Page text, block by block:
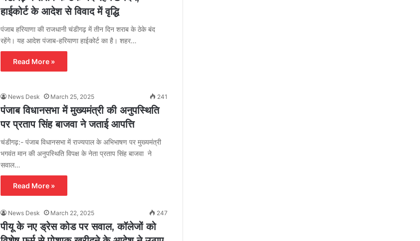
हाईकोर्ट के आदेश से विवाद में वृद्धि
पंजाब हरियाणा की राजधानी चंडीगढ़ में तीन दिन शराब के ठेके बंद
रहेंगे। यह आदेश पंजाब-हरियाणा हाईकोर्ट का है। शहर…
Read More »
News Desk March 25, 2025 241
पंजाब विधानसभा में मुख्यमंत्री की अनुपस्थिति
पर प्रताप सिंह बाजवा ने जताई आपत्ति
चंडीगढ़:- पंजाब विधानसभा में राज्यपाल के अभिभाषण पर मुख्यमंत्री
भगवंत मान की अनुपस्थिति विपक्ष के नेता प्रताप सिंह बाजवा ने
सवाल…
Read More »
News Desk March 22, 2025 247
पीयू के नए ड्रेस कोड पर सवाल, कॉलेजों को